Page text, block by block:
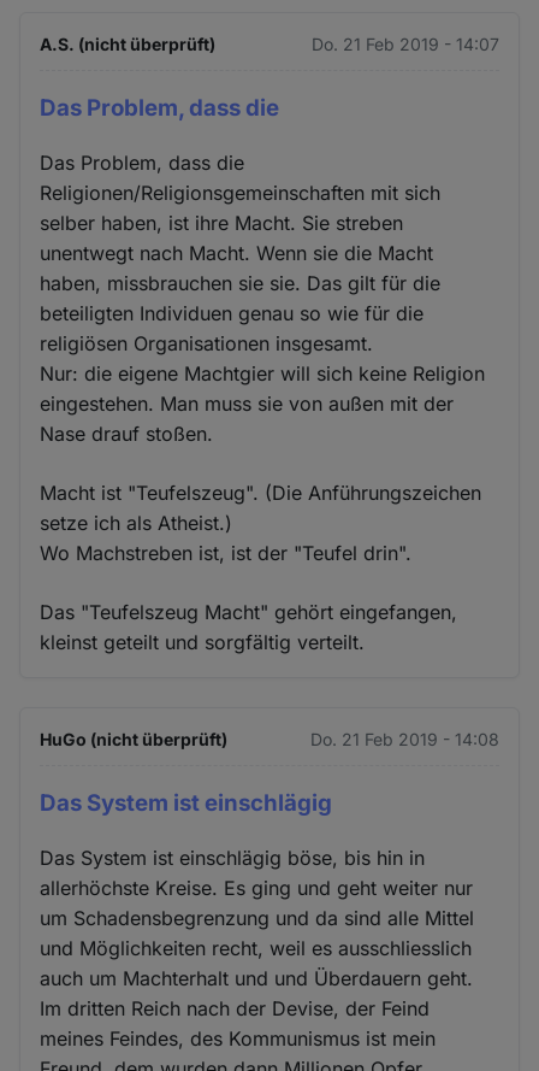
A.S. (nicht überprüft) Do. 21 Feb 2019 - 14:07
Das Problem, dass die
Das Problem, dass die
Religionen/Religionsgemeinschaften mit sich
selber haben, ist ihre Macht. Sie streben
unentwegt nach Macht. Wenn sie die Macht
haben, missbrauchen sie sie. Das gilt für die
beteiligten Individuen genau so wie für die
religiösen Organisationen insgesamt.
Nur: die eigene Machtgier will sich keine Religion
eingestehen. Man muss sie von außen mit der
Nase drauf stoßen.
Macht ist "Teufelszeug". (Die Anführungszeichen
setze ich als Atheist.)
Wo Machstreben ist, ist der "Teufel drin".
Das "Teufelszeug Macht" gehört eingefangen,
kleinst geteilt und sorgfältig verteilt.
HuGo (nicht überprüft) Do. 21 Feb 2019 - 14:08
Das System ist einschlägig
Das System ist einschlägig böse, bis hin in
allerhöchste Kreise. Es ging und geht weiter nur
um Schadensbegrenzung und da sind alle Mittel
und Möglichkeiten recht, weil es ausschliesslich
auch um Machterhalt und und Überdauern geht.
Im dritten Reich nach der Devise, der Feind
meines Feindes, des Kommunismus ist mein